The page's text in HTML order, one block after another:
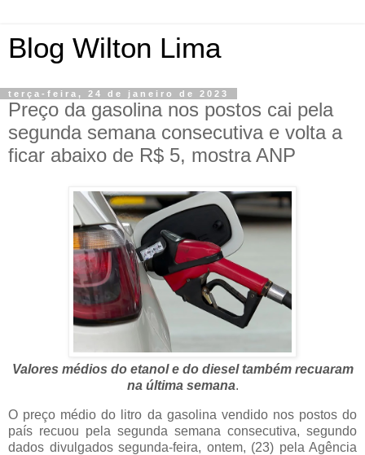
Blog Wilton Lima
terça-feira, 24 de janeiro de 2023
Preço da gasolina nos postos cai pela
segunda semana consecutiva e volta a
ficar abaixo de R$ 5, mostra ANP
Valores médios do etanol e do diesel também recuaram
na última semana.
O preço médio do litro da gasolina vendido nos postos do
país recuou pela segunda semana consecutiva, segundo
dados divulgados segunda-feira, ontem, (23) pela Agência